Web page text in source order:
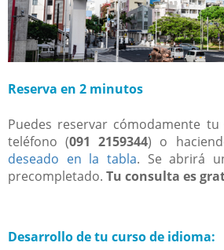
Reserva en 2 minutos
Puedes reservar cómodamente
teléfono (091 2159344) o
deseado en la tabla. Se abrirá
precompletado. Tu consulta es
Desarrollo de tu curso de idioma: